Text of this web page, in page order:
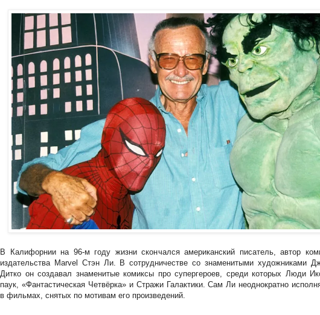
В Калифорнии на 96-м году жизни скончался американский писатель, автор
издательства Marvel Стэн Ли. В сотрудничестве со знаменитыми художниками
Дитко он создавал знаменитые комиксы про супергероев, среди которых Люди
паук, «Фантастическая Четвёрка» и Стражи Галактики. Сам Ли неоднократно
в фильмах, снятых по мотивам его произведений.